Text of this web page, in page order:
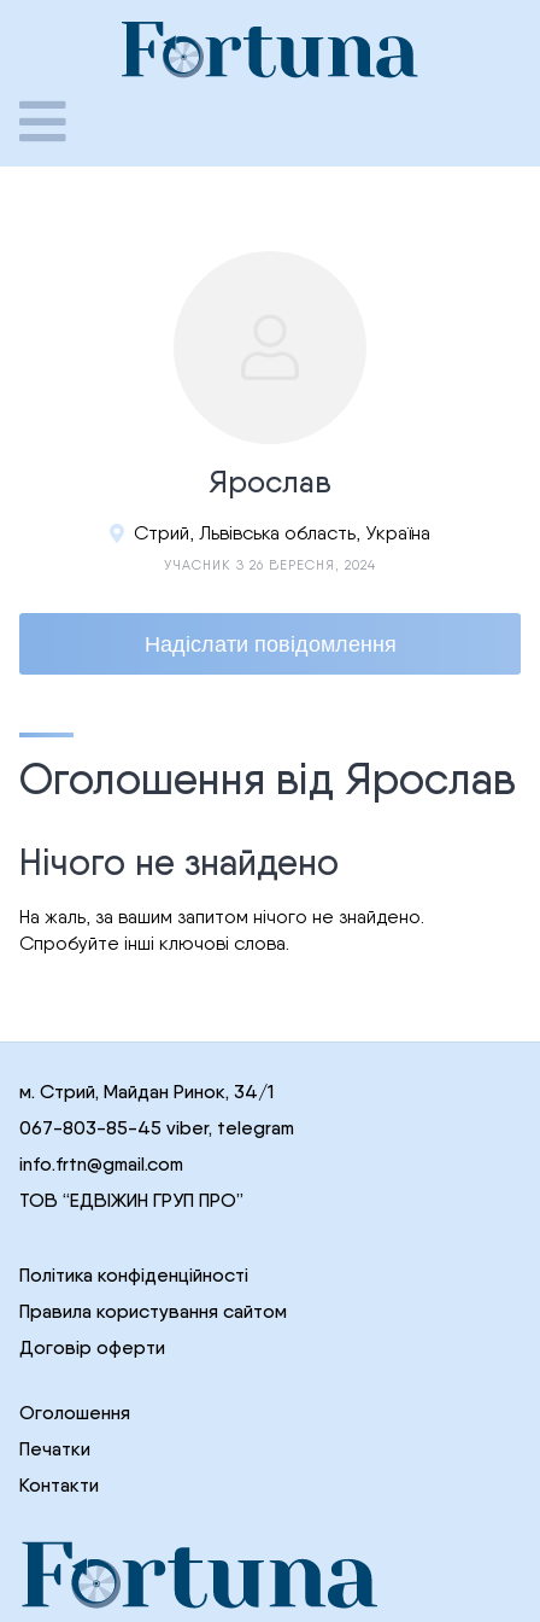
Ярослав
Стрий, Львівська область, Україна
УЧАСНИК З 26 ВЕРЕСНЯ, 2024
Надіслати повідомлення
Оголошення від Ярослав
Нічого не знайдено
На жаль, за вашим запитом нічого не знайдено.
Спробуйте інші ключові слова.
м. Стрий, Майдан Ринок, 34/1
067-803-85-45 viber, telegram
info.frtn@gmail.com
ТОВ “ЕДВІЖИН ГРУП ПРО”
Політика конфіденційності
Правила користування сайтом
Договір оферти
Оголошення
Печатки
Контакти